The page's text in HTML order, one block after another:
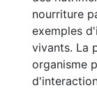
nourriture
exemples
vivants. La
organisme